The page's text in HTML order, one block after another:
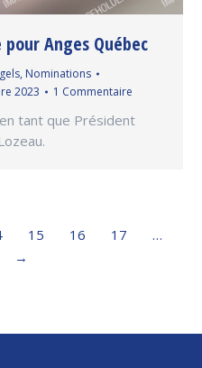
Anges Québec
, Nominations
2023 1 Commentaire
tant que Président
15 16 17
…
→